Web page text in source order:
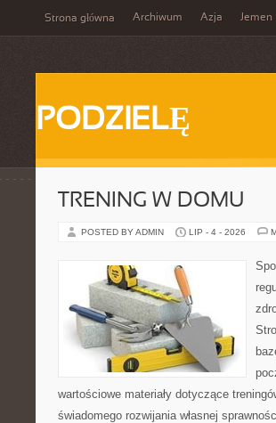
Strona główna Archiwum Azja Jemen
PODZIELĘ
TRENING W DOMU
POSTED BY ADMIN LIP - 4 - 2026
wartościowe materiały dotyczące
świadomego rozwijania własnej